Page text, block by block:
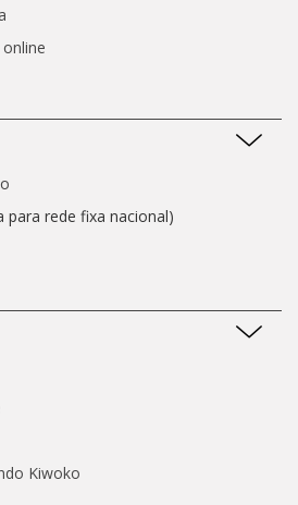
para rede fixa nacional)
Kiwoko